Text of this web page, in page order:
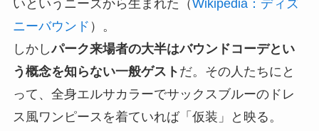
いというニーズから生まれた（Wikipedia：ディズ
ニーバウンド ）。
しかしパーク来場者の大半はバウンドコーデとい
う概念を知らない一般ゲスト だ。その人たちにと
って、全身エルサカラーでサックスブルーのドレ
ス風ワンピースを着ていれば「仮装」と映る。